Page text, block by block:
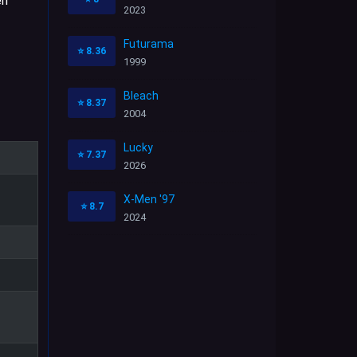
2023
⭐ 8.36
Futurama
1999
⭐ 8.37
Bleach
2004
⭐ 7.37
Lucky
2026
⭐ 8.7
X-Men '97
2024